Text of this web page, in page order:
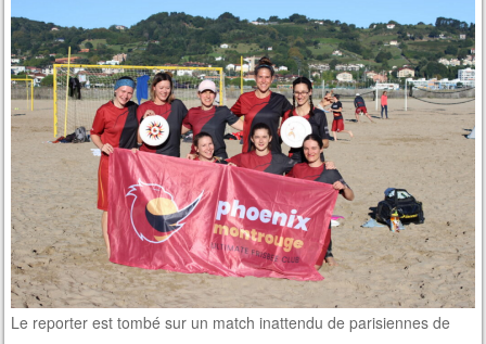
Le reporter est tombé sur un match inattendu de parisiennes de